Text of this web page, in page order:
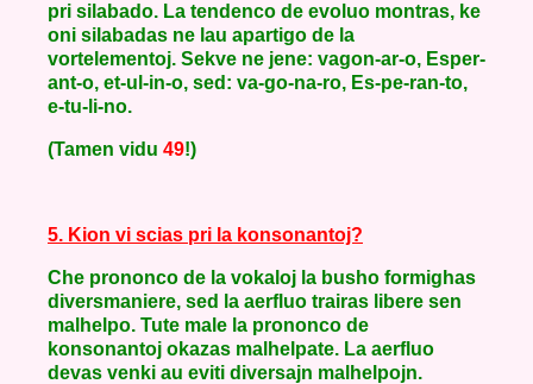
pri silabado. La tendenco de evoluo montras, ke
oni silabadas ne lau apartigo de la
vortelementoj. Sekve ne jene: vagon-ar-o, Esper-
ant-o, et-ul-in-o, sed: va-go-na-ro, Es-pe-ran-to,
e-tu-li-no.
(Tamen vidu 49!)
5. Kion vi scias pri la konsonantoj?
Che prononco de la vokaloj la busho formighas
diversmaniere, sed la aerfluo trairas libere sen
malhelpo. Tute male la prononco de
konsonantoj okazas malhelpate. La aerfluo
devas venki au eviti diversajn malhelpojn.